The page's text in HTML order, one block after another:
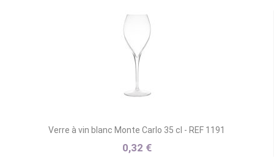
Verre à vin blanc Monte Carlo 35 cl - REF 1191
0,32 €